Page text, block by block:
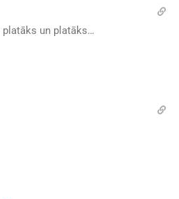
platāks un platāks…